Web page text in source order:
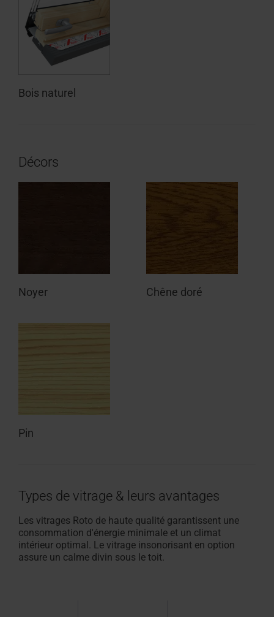
Bois naturel
Décors
Noyer Chêne doré
Pin
Types de vitrage & leurs avantages
Les vitrages Roto de haute qualité garantissent une
consommation d'énergie minimale et un climat
intérieur optimal. Le vitrage insonorisant en option
assure un calme divin sous le toit.